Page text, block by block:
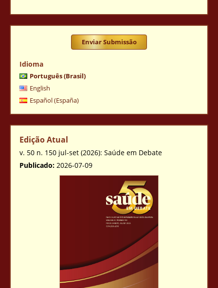
Enviar Submissão
Idioma
Português (Brasil)
English
Español (España)
Edição Atual
v. 50 n. 150 jul-set (2026): Saúde em Debate
Publicado: 2026-07-09